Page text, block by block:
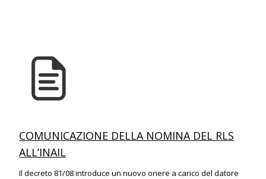
COMUNICAZIONE DELLA NOMINA DEL RLS
ALL’INAIL
Il decreto 81/08 introduce un nuovo onere a carico del datore